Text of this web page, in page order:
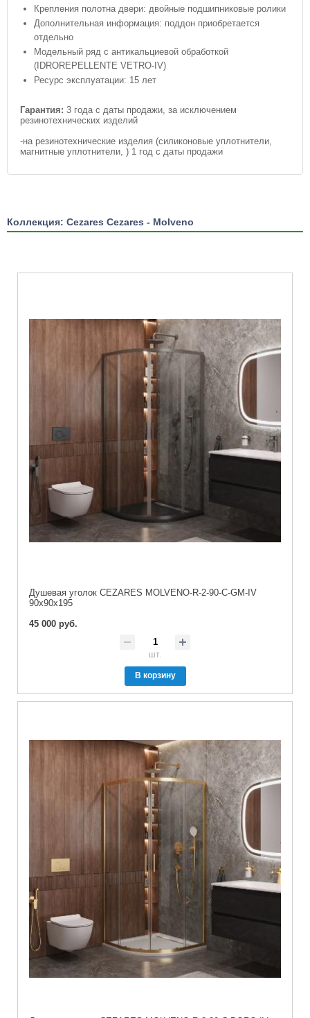
Крепления полотна двери: двойные подшипниковые ролики
Дополнительная информация: поддон приобретается
отдельно
Модельный ряд с антикальциевой обработкой
(IDROREPELLENTE VETRO-IV)
Ресурс эксплуатации: 15 лет
Гарантия: 3 года с даты продажи, за исключением
резинотехнических изделий
-на резинотехнические изделия (силиконовые уплотнители,
магнитные уплотнители, ) 1 год с даты продажи
Коллекция: Cezares Cezares - Molveno
Душевая уголок CEZARES MOLVENO-R-2-90-C-GM-IV
90x90x195
45 000 руб.
шт.
В корзину